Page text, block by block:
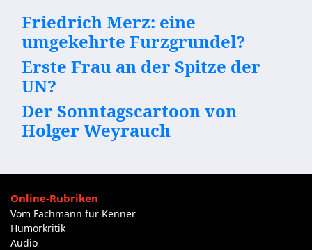
Friedrich Merz: eine
umgekehrte Furzgrundel?
Erste Frau an der Spitze der
UN?
Der Sonntagscartoon von
Holger Weyrauch
Online-Rubriken
Vom Fachmann für Kenner
Humorkritik
Audio